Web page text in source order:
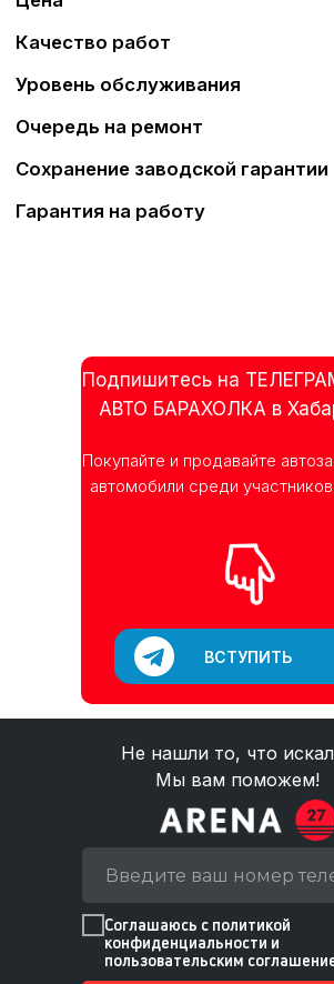
Покупайте и продавайте
автомобили среди
Подпишитесь на
АВТО БАРАХОЛКА в
ВСТУПИТЬ
Не нашли то, что
Мы вам поможем!
Соглашаюсь с политикой
конфиденциальности и
пользовательским